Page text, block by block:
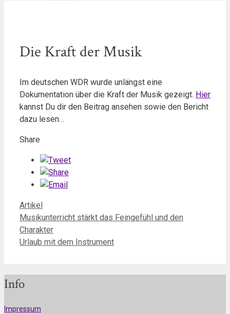
Die Kraft der Musik
Im deutschen WDR wurde unlängst eine
Dokumentation über die Kraft der Musik gezeigt. Hier
kannst Du dir den Beitrag ansehen sowie den Bericht
dazu lesen…
Share
Kategorien
Artikel
Musikunterricht stärkt das Feingefühl und den
Charakter
Urlaub mit dem Instrument
Info
Impressum